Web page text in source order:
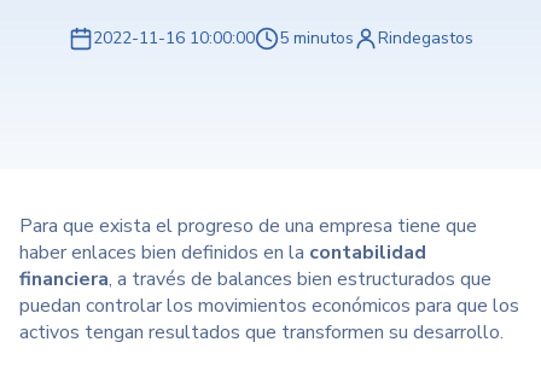
2022-11-16 10:00:00 5 minutos Rindegastos
Para que exista el progreso de una empresa tiene que
haber enlaces bien definidos en la contabilidad
financiera, a través de balances bien estructurados que
puedan controlar los movimientos económicos para que los
activos tengan resultados que transformen su desarrollo.